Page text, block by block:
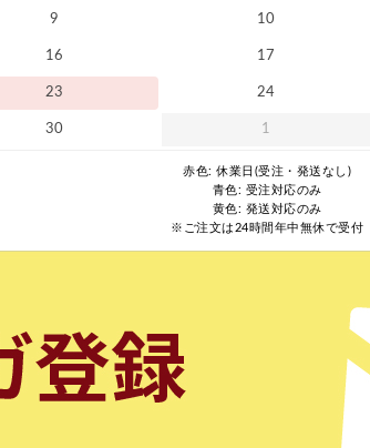
9 10
16 17
23 24
30 1
赤色: 休業日(受注・発送なし)
青色: 受注対応のみ
黄色: 発送対応のみ
※ご注文は24時間年中無休で受付